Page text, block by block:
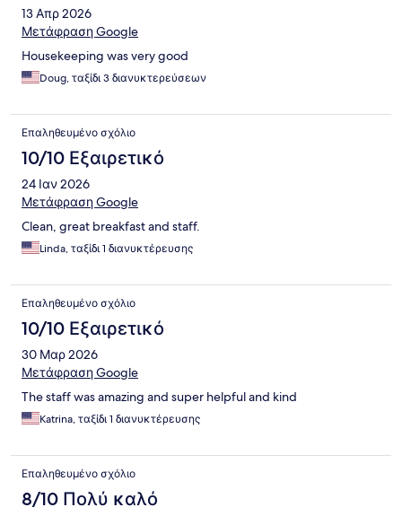
13 Απρ 2026
Μετάφραση Google
Housekeeping was very good
Doug, ταξίδι 3 διανυκτερεύσεων
Επαληθευμένο σχόλιο
10/10 Εξαιρετικό
24 Ιαν 2026
Μετάφραση Google
Clean, great breakfast and staff.
Linda, ταξίδι 1 διανυκτέρευσης
Επαληθευμένο σχόλιο
10/10 Εξαιρετικό
30 Μαρ 2026
Μετάφραση Google
The staff was amazing and super helpful and kind
Katrina, ταξίδι 1 διανυκτέρευσης
Επαληθευμένο σχόλιο
8/10 Πολύ καλό